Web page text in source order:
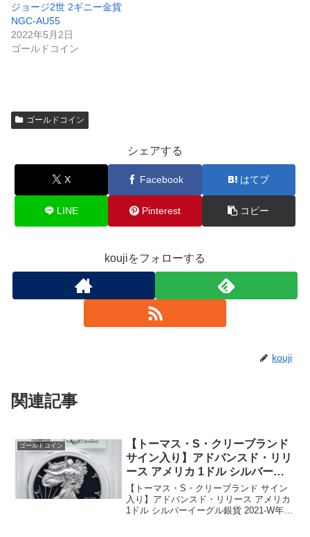
ジョージ2世 2ギニー金貨
NGC-AU55
2022年5月2日
ゴールドコイン
ゴールドコイン
シェアする
X Facebook はてブ
LINE Pinterest コピー
koujiをフォローする
kouji
関連記事
ゴールドコイン
【トーマス・S・クリーブランド
サイン入り】アドバンスド・リリ
ース アメリカ 1ドル シルバーイ
ーグル銀貨 2021-W年 PCGS
PR70-DCAM
【トーマス・S・クリーブランド サイン
入り】アドバンスド・リリース アメリカ
1ドル シルバーイーグル銀貨 2021-W年